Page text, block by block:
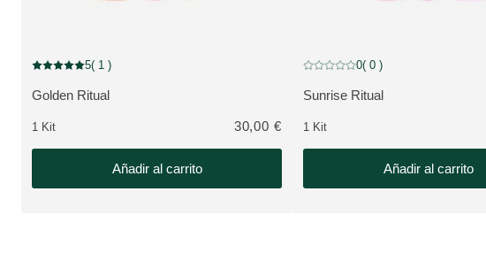
NOVEDAD
VER PRODUCTO:
Golden Ritual
Puntuación: 5 / 5 estrellas 1 valoraciones de usuarios
5( 1 )
1 Kit 30,00 €
Añadir al carrito
NOVEDAD
VER PRODUCTO:
Sunrise Ritual
Puntuación: 0 / 5 estrellas 0
0( 0 )
1 Kit
Añadir al carrito